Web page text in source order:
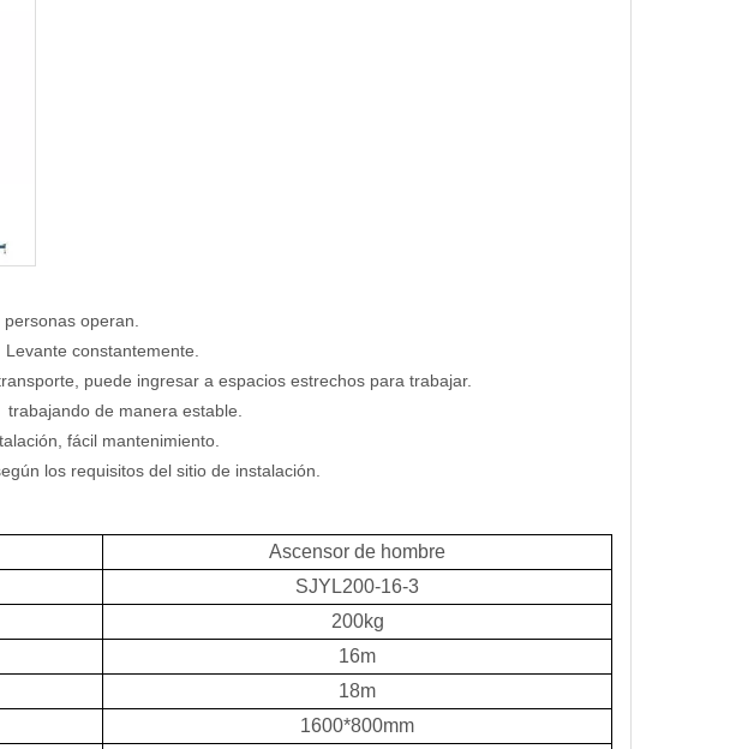
operan.
constantemente.
puede ingresar a espacios estrechos para trabajar.
de manera estable.
fácil mantenimiento.
los requisitos del sitio de instalación.
Ascensor de hombre
SJYL200-16-3
200kg
16m
18m
1600*800mm